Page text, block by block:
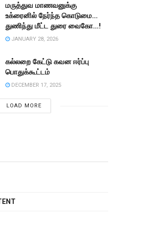
மருத்துவ மாணவனுக்கு
உக்ரைனில் நேர்ந்த கொடுமை…
துணிந்து மீட்ட துரை வைகோ…!
JANUARY 28, 2026
கல்லறை கேட்டு கவன ஈர்ப்பு
பொதுக்கூட்டம்
DECEMBER 17, 2025
LOAD MORE